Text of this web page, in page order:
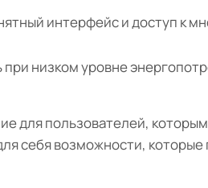
интерфейс и доступ к
низком уровне
для пользователей,
себя возможности, которые